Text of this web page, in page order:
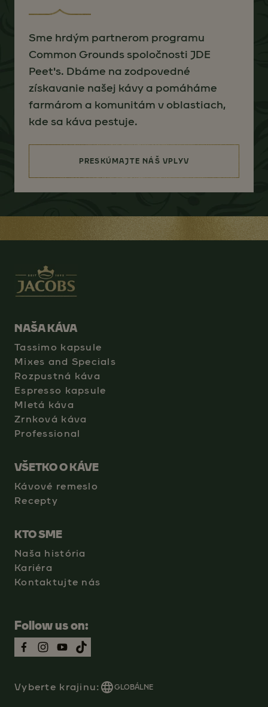
Sme hrdým partnerom programu
Common Grounds spoločnosti JDE
Peet's. Dbáme na zodpovedné
získavanie našej kávy a pomáháme
farmárom a komunitám v oblastiach,
kde sa káva pestuje.
PRESKÚMAJTE NÁŠ VPLYV
NAŠA KÁVA
Tassimo kapsule
Mixes and Specials
Rozpustná káva
Espresso kapsule
Mletá káva
Zrnková káva
Professional
VŠETKO O KÁVE
Kávové remeslo
Recepty
KTO SME
Naša história
Kariéra
Kontaktujte nás
Follow us on:
Vyberte krajinu: GLOBÁLNE